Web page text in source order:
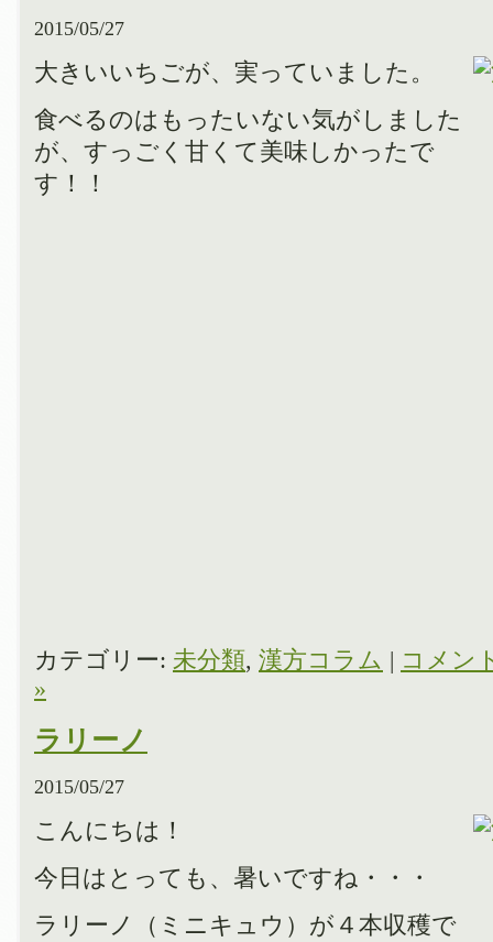
2015/05/27
大きいいちごが、実っていました。
食べるのはもったいない気がしました
が、すっごく甘くて美味しかったで
す！！
カテゴリー: 未分類, 漢方コラム | コメン
»
ラリーノ
2015/05/27
こんにちは！
今日はとっても、暑いですね・・・
ラリーノ（ミニキュウ）が４本収穫で